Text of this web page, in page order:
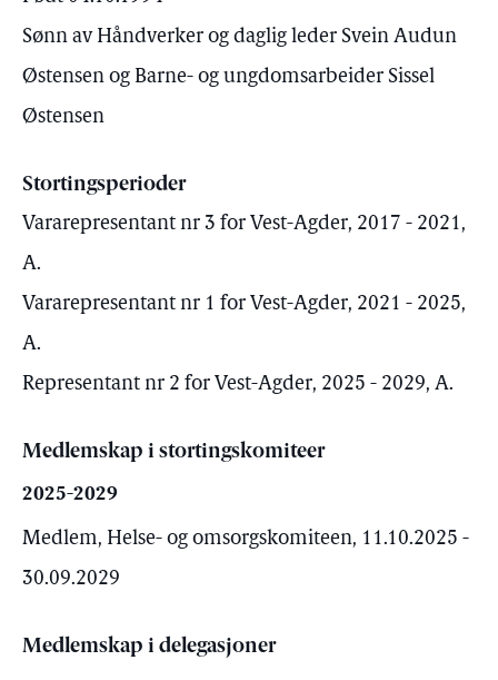
Sønn av Håndverker og daglig leder Svein Audun
Østensen og Barne- og ungdomsarbeider Sissel
Østensen
Stortingsperioder
Vararepresentant nr 3 for Vest-Agder, 2017 - 2021,
A.
Vararepresentant nr 1 for Vest-Agder, 2021 - 2025,
A.
Representant nr 2 for Vest-Agder, 2025 - 2029, A.
Medlemskap i stortingskomiteer
2025-2029
Medlem, Helse- og omsorgskomiteen, 11.10.2025 -
30.09.2029
Medlemskap i delegasjoner